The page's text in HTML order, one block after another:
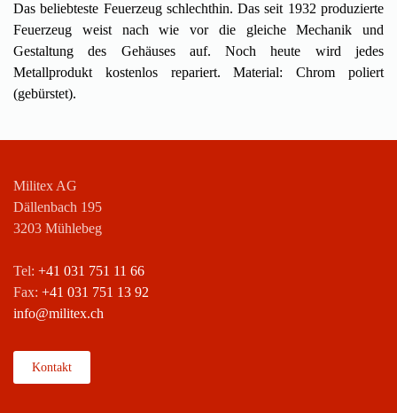
Das beliebteste Feuerzeug schlechthin. Das seit 1932 produzierte
Feuerzeug weist nach wie vor die gleiche Mechanik und
Gestaltung des Gehäuses auf. Noch heute wird jedes
Metallprodukt kostenlos repariert. Material: Chrom poliert
(gebürstet).
Militex AG
Dällenbach 195
3203 Mühlebeg
Tel: +41 031 751 11 66
Fax: +41 031 751 13 92
info@militex.ch
Kontakt